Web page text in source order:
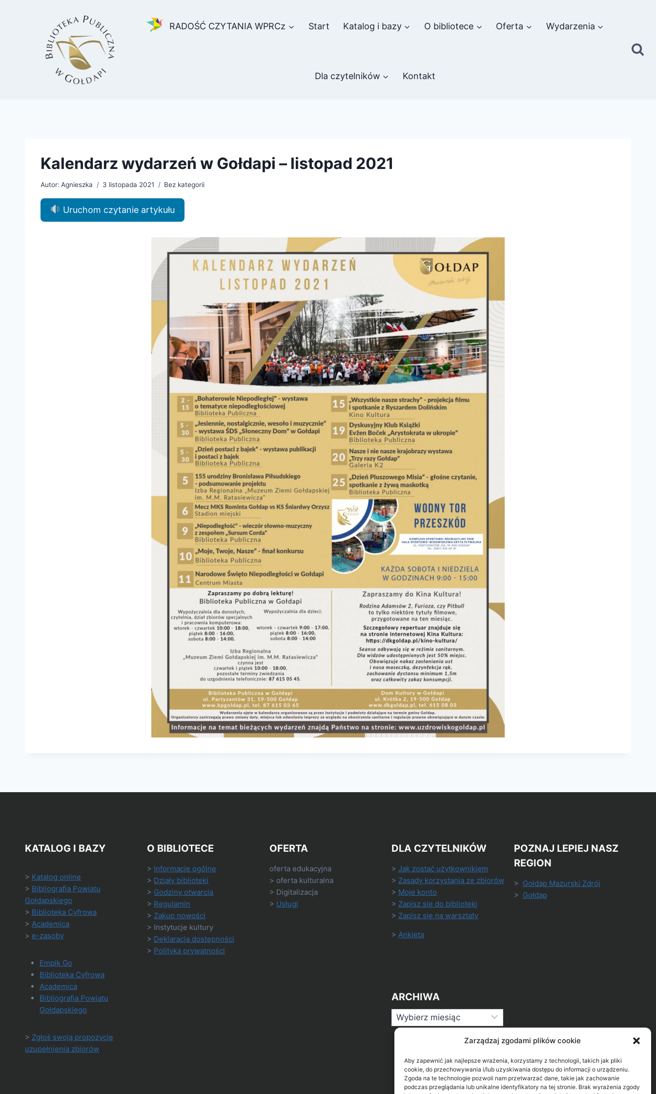
Zarządzaj zgodami plików cookie
Aby zapewnić jak najlepsze wrażenia, korzystamy z technologii, takich jak pliki
cookie, do przechowywania i/lub uzyskiwania dostępu do informacji o urządzeniu.
Zgoda na te technologie pozwoli nam przetwarzać dane, takie jak zachowanie
podczas przeglądania lub unikalne identyfikatory na tej stronie. Brak wyrażenia zgody
RADOŚĆ CZYTANIA WPRCz Start Katalog i bazy O bibliotece Oferta Wydarzenia
Dla czytelników Kontakt
Kalendarz wydarzeń w Gołdapi – listopad 2021
Autor: Agnieszka 3 listopada 2021 Bez kategorii
Uruchom czytanie artykułu
KATALOG I BAZY
> Katalog online
> Bibliografia Powiatu
Gołdapskiego
> Biblioteka Cyfrowa
> Academica
> e-zasoby
Empik Go
Biblioteka Cyfrowa
Academica
Bibliografia Powiatu
Gołdapskiego
> Zgłoś swoją propozycję
uzupełnienia zbiorów
O BIBLIOTECE
> Informacje ogólne
> Działy biblioteki
> Godziny otwarcia
> Regulamin
> Zakup nowości
> Instytucje kultury
> Deklaracja dostępności
> Polityka prywatności
OFERTA
oferta edukacyjna
> oferta kulturalna
> Digitalizacja
> Usługi
DLA CZYTELNIKÓW
>Jak zostać użytkownikiem
> Zasady korzystania ze zbiorów
> Moje konto
> Zapisz się do biblioteki
> Zapisz się na warsztaty
> Ankieta
ARCHIWA
Archiwa
POZNAJ LEPIEJ NASZ
REGION
> Gołdap Mazurski Zdrój
> Gołdap